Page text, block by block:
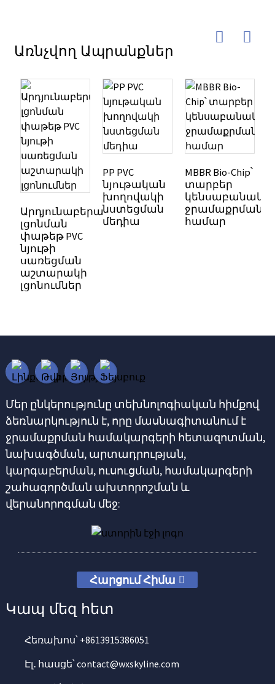
Առնչվող Ապրանքներ
Արդյունաբերական
լցոնման
փաթեթ PVC
նյութի
սառեցման
աշտարակի
լցոնումներ
PP PVC
նյութական
խողովակի
նստեցման
մեդիա
MBBR Bio-Chip՝
տարբեր
ջրամաքրման
համար
Մեր ընկերությունը տեխնոլոգիական հիմքով
ձեռնարկություն է, որը մասնագիտանում է
ջրամաքրման համակարգերի հետազոտման,
նախագծման, արտադրության,
կարգաբերման, ուսուցման, համակարգերի
շահագործման ախտորոշման և
վերանորոգման մեջ:
Հարցում Հիմա
Կապ մեզ հետ
Հեռախոս՝ +8613915386051
Էլ․ հասցե՝ contact@wxskyline.com